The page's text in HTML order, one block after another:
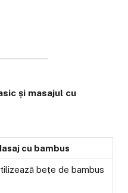
și masajul cu
cu bambus
bețe de bambus